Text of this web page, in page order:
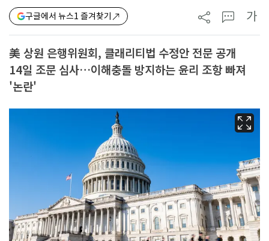
구글에서 뉴스1 즐겨찾기 가
美 상원 은행위원회, 클래리티법 수정안 전문 공개
14일 조문 심사…이해충돌 방지하는 윤리 조항 빠져
'논란'